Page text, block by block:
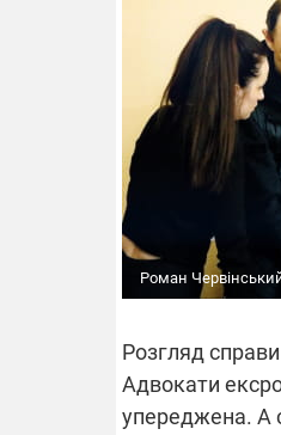
Роман
Розгляд
Адвокати
упереджена. А